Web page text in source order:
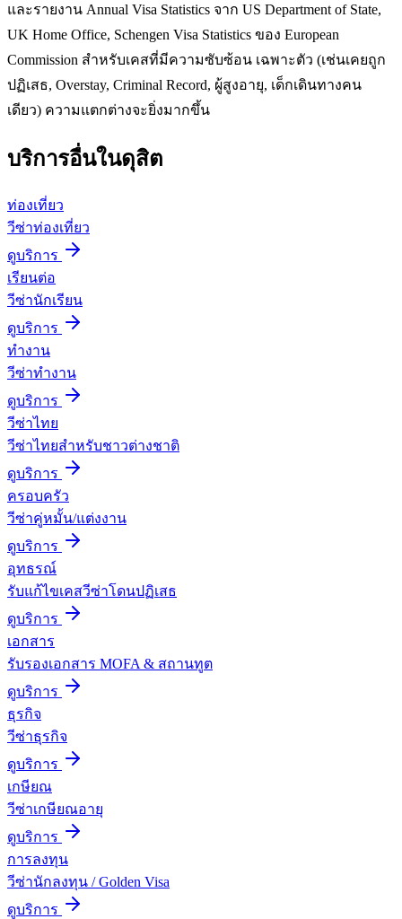
และรายงาน Annual Visa Statistics จาก US Department of State,
UK Home Office, Schengen Visa Statistics ของ European
Commission สำหรับเคสที่มีความซับซ้อน เฉพาะตัว (เช่นเคยถูก
ปฏิเสธ, Overstay, Criminal Record, ผู้สูงอายุ, เด็กเดินทางคน
เดียว) ความแตกต่างจะยิ่งมากขึ้น
บริการอื่นในดุสิต
ท่องเที่ยว
วีซ่าท่องเที่ยว
ดูบริการ
เรียนต่อ
วีซ่านักเรียน
ดูบริการ
ทำงาน
วีซ่าทำงาน
ดูบริการ
วีซ่าไทย
วีซ่าไทยสำหรับชาวต่างชาติ
ดูบริการ
ครอบครัว
วีซ่าคู่หมั้น/แต่งงาน
ดูบริการ
อุทธรณ์
รับแก้ไขเคสวีซ่าโดนปฏิเสธ
ดูบริการ
เอกสาร
รับรองเอกสาร MOFA & สถานทูต
ดูบริการ
ธุรกิจ
วีซ่าธุรกิจ
ดูบริการ
เกษียณ
วีซ่าเกษียณอายุ
ดูบริการ
การลงทุน
วีซ่านักลงทุน / Golden Visa
ดูบริการ